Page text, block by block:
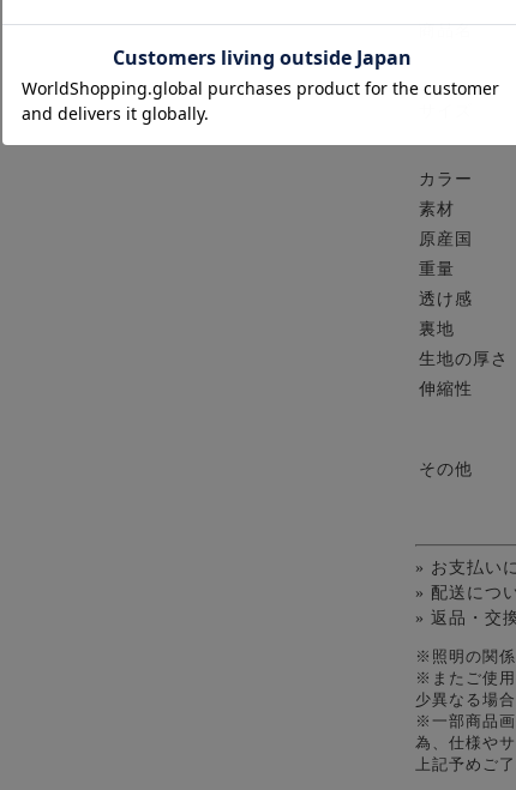
商品名
カラー
素材
原産国
重量
透け感
裏地
生地の厚さ
伸縮性
その他
» お支払い
» 配送につ
» 返品・交
※照明の関係
※またご使用
少異なる場
※一部商品
為、仕様や
上記予めご